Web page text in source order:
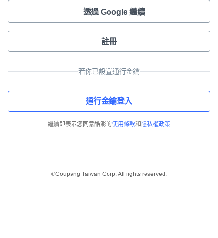
透過 Google 繼續
註冊
若你已設置通行金鑰
通行金鑰登入
繼續即表示您同意酷澎的使用條款和 隱私權政策
©Coupang Taiwan Corp. All rights reserved.